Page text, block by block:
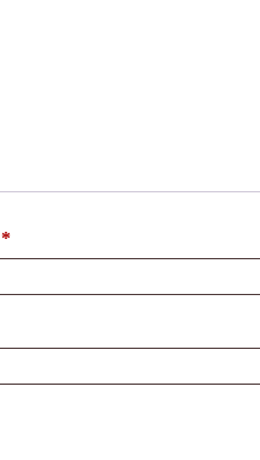
*Obligatorio